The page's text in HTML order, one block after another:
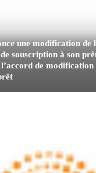
une modification de
souscription à son
de modification